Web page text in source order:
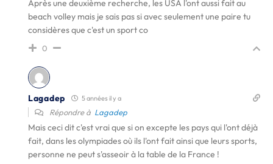
Après une deuxième recherche, les USA l'ont aussi fait au
beach volley mais je sais pas si avec seulement une paire tu
considères que c'est un sport co
0
Lagadep 5 années il y a
Répondre à Lagadep
Mais ceci dit c'est vrai que si on excepte les pays qui l'ont déjà
fait, dans les olympiades où ils l'ont fait ainsi que leurs sports,
personne ne peut s'asseoir à la table de la France !